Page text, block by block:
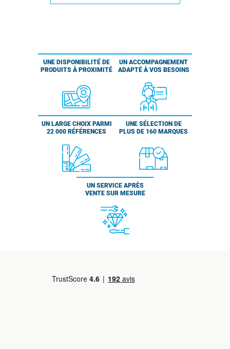
UNE DISPONIBILITÉ DE
PRODUITS À PROXIMITÉ
UN ACCOMPAGNEMENT
ADAPTÉ À VOS BESOINS
UN LARGE CHOIX PARMI
22 000 RÉFÉRENCES
UNE SÉLECTION DE
PLUS DE 160 MARQUES
UN SERVICE APRÈS
VENTE SUR MESURE